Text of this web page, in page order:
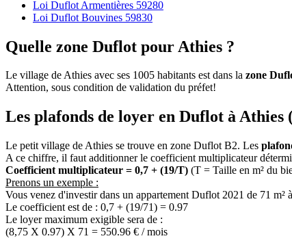
Loi Duflot Armentières 59280
Loi Duflot Bouvines 59830
Quelle zone Duflot pour Athies ?
Le village de Athies avec ses 1005 habitants est dans la zone
Attention, sous condition de validation du préfet!
Les plafonds de loyer en Duflot à Athies
Le petit village de Athies se trouve en zone Duflot B2. Les
A ce chiffre, il faut additionner le coefficient multiplicateur
Coefficient multiplicateur = 0,7 + (19/T) (T = Taille en m² du
Prenons un exemple :
Vous venez d'investir dans un appartement Duflot 2021 de 71 m²
Le coefficient est de : 0,7 + (19/71) = 0.97
Le loyer maximum exigible sera de :
(8,75 X 0.97) X 71 = 550.96 € / mois